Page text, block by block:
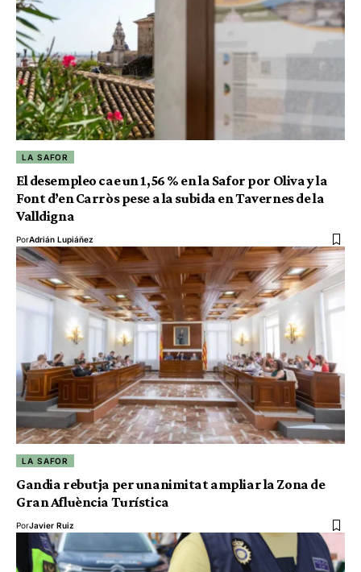
LA SAFOR
El desempleo cae un 1,56 % en la Safor por Oliva y la
Font d’en Carròs pese a la subida en Tavernes de la
Valldigna
PorAdrián Lupiáñez
LA SAFOR
Gandia rebutja per unanimitat ampliar la Zona de
Gran Afluència Turística
PorJavier Ruiz